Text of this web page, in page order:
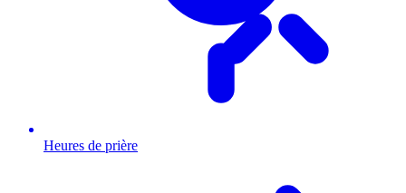
Heures de prière